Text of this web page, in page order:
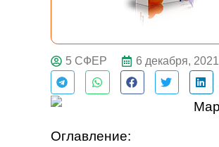
ДЕЙСТВУЙ
5 СФЕР 6 декабря, 2021
Оглавление: